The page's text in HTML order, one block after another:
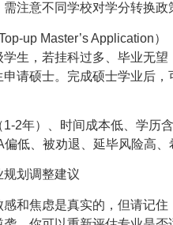
需注意不同学校对学分转换
up Master’s Application）‌
学生，若挂科过多、毕业无
申请硕士。完成硕士学业后
2年）、时间成本低、学历
偏低、被劝退、延毕风险高
划调整建议
和焦虑是真实的，但请记